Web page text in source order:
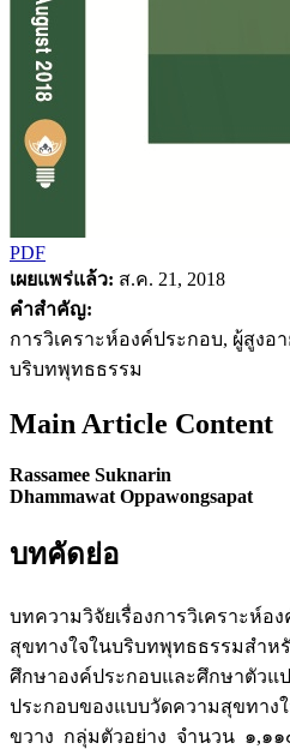
PDF
เผยแพร่แล้ว: ส.ค. 21, 2018
คำสำคัญ:
การวิเคราะห์องค์ประกอบ, ผู้สูงอ
บริบทพุทธธรรม
Main Article Content
Rassamee Suknarin
Dhammawat Oppawongsapat
บทคัดย่อ
บทความวิจัยเรื่องการวิเคราะห์อ
สุขทางใจในบริบทพุทธธรรมสำห
ศึกษาองค์ประกอบและศึกษาตัวแ
ประกอบของแบบวัดความสุขท
ขวาง กลุ่มตัวอย่าง จำนวน ๑,๑